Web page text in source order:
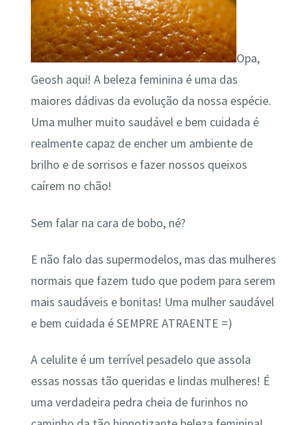
Opa,
Geosh aqui! A beleza feminina é uma das
maiores dádivas da evolução da nossa espécie.
Uma mulher muito saudável e bem cuidada é
realmente capaz de encher um ambiente de
brilho e de sorrisos e fazer nossos queixos
caírem no chão!
Sem falar na cara de bobo, né?
E não falo das supermodelos, mas das mulheres
normais que fazem tudo que podem para serem
mais saudáveis e bonitas! Uma mulher saudável
e bem cuidada é SEMPRE ATRAENTE =)
A celulite é um terrível pesadelo que assola
essas nossas tão queridas e lindas mulheres! É
uma verdadeira pedra cheia de furinhos no